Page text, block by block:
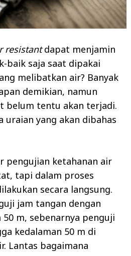
resistantdapat menjamin
baik saja saat dipakai
melibatkan air? Banyak
demikian, namun
belum tentu akan terjadi.
uraian yang akan dibahas
pengujian ketahanan air
tapi dalam proses
secara langsung.
jam tangan dengan
50 m, sebenarnya penguji
kedalaman 50 m di
Lantas bagaimana